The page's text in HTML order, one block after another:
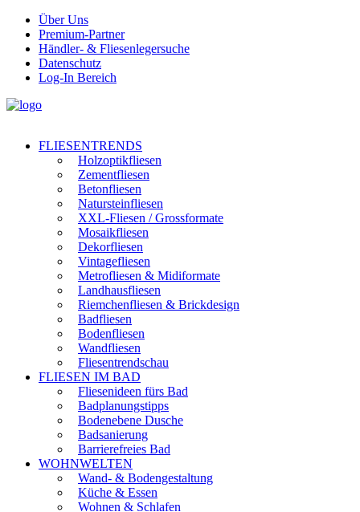
Über Uns
Premium-Partner
Händler- & Fliesenlegersuche
Datenschutz
Log-In Bereich
FLIESENTRENDS
Holzoptikfliesen
Zementfliesen
Betonfliesen
Natursteinfliesen
XXL-Fliesen / Grossformate
Mosaikfliesen
Dekorfliesen
Vintagefliesen
Metrofliesen & Midiformate
Landhausfliesen
Riemchenfliesen & Brickdesign
Badfliesen
Bodenfliesen
Wandfliesen
Fliesentrendschau
FLIESEN IM BAD
Fliesenideen fürs Bad
Badplanungstipps
Bodenebene Dusche
Badsanierung
Barrierefreies Bad
WOHNWELTEN
Wand- & Bodengestaltung
Küche & Essen
Wohnen & Schlafen